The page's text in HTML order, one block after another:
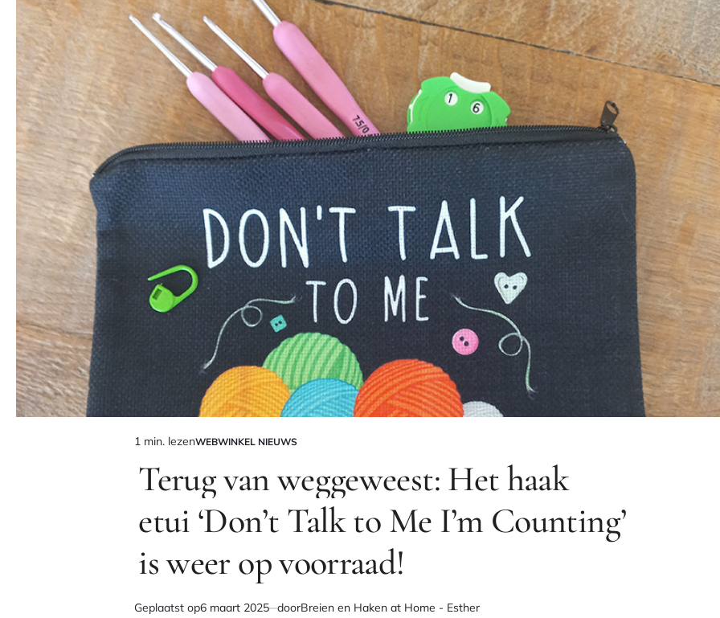
Geschatte
leestijd
1 min. lezenGEPLAATST
WEBWINKEL NIEUWS
Terug van weggeweest: Het haak
etui ‘Don’t Talk to Me I’m Counting’
is weer op voorraad!
Geplaatst op6 maart 2025 doorBreien en Haken at Home - Esther